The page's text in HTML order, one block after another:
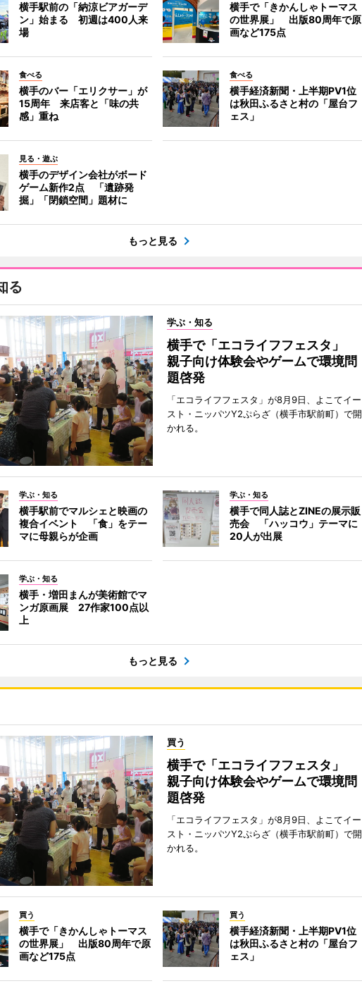
横手駅前の「納涼ビアガーデ
ン」始まる 初週は400人来
場
横手で「きかんしゃトーマス
の世界展」 出版80周年で原
画など175点
食べる
横手のバー「エリクサー」が
15周年 来店客と「味の共
感」重ね
食べる
横手経済新聞・上半期PV1位
は秋田ふるさと村の「屋台フ
ェス」
見る・遊ぶ
横手のデザイン会社がボード
ゲーム新作2点 「遺跡発
掘」「閉鎖空間」題材に
もっと見る
る
学ぶ・知る
横手で「エコライフフェスタ」
親子向け体験会やゲームで環境問
題啓発
「エコライフフェスタ」が8月9日、よこてイー
スト・ニッパツY2ぷらざ（横手市駅前町）で開
かれる。
学ぶ・知る
横手駅前でマルシェと映画の
複合イベント 「食」をテー
マに母親らが企画
学ぶ・知る
横手で同人誌とZINEの展示販
売会 「ハッコウ」テーマに
20人が出展
学ぶ・知る
横手・増田まんが美術館でマ
ンガ原画展 27作家100点以
上
もっと見る
買う
横手で「エコライフフェスタ」
親子向け体験会やゲームで環境問
題啓発
「エコライフフェスタ」が8月9日、よこてイー
スト・ニッパツY2ぷらざ（横手市駅前町）で開
かれる。
買う
横手で「きかんしゃトーマス
の世界展」 出版80周年で原
画など175点
買う
横手経済新聞・上半期PV1位
は秋田ふるさと村の「屋台フ
ェス」